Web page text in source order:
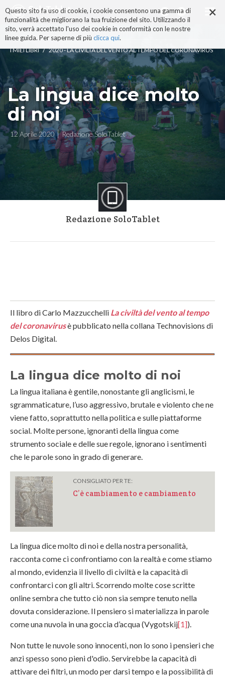
×
Questo sito fa uso di cookie, i cookie consentono una gamma di
funzionalità che migliorano la tua fruizione del sito. Utilizzando il
sito, verrà accettato l'uso dei cookie in conformità con le nostre
linee guida. Per saperne di più clicca qui.
ai
contenuti.
|
alla
navigazione
I MIEI LIBRI / 2020 - LA CIVILTÀ DEL VENTO AL TEMPO DEL CORONAVIRUS
La lingua dice molto
di noi
12 Aprile 2020 Redazione SoloTablet
Redazione SoloTablet
Il libro di Carlo Mazzucchelli La civiltà del vento al tempo
del coronavirusè pubblicato nella collana Technovisions di
Delos Digital.
La lingua dice molto di noi
La lingua italiana è gentile, nonostante gli anglicismi, le
sgrammaticature, l’uso aggressivo, brutale e violento che ne
viene fatto, soprattutto nella politica e sulle piattaforme
social. Molte persone, ignoranti della lingua come
strumento sociale e delle sue regole, ignorano i sentimenti
che le parole sono in grado di generare.
CONSIGLIATO PER TE:
C’è cambiamento e cambiamento
La lingua dice molto di noi e della nostra personalità,
racconta come ci confrontiamo con la realtà e come stiamo
al mondo, evidenzia il livello di civiltà e la capacità di
confrontarci con gli altri. Scorrendo molte cose scritte
online sembra che tutto ciò non sia sempre tenuto nella
dovuta considerazione. Il pensiero si materializza in parole
come una nuvola in una goccia d’acqua (Vygotskij[1]).
Non tutte le nuvole sono innocenti, non lo sono i pensieri che
anzi spesso sono pieni d'odio. Servirebbe la capacità di
attivare dei filtri, un modo per darsi tempo e la possibilità di